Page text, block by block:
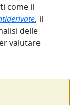
come il
, il
delle
valutare